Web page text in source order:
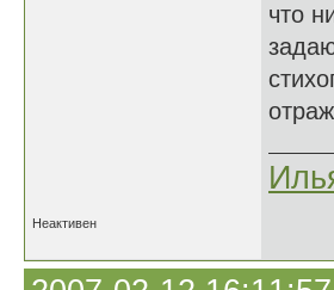
что
Неактивен